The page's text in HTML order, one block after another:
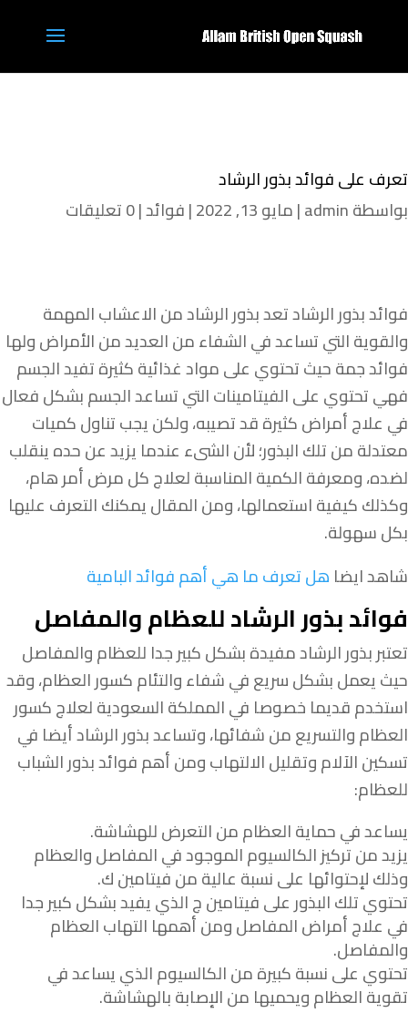
تعرف على فوائد بذور الرشاد
بواسطةadmin
|مايو 13, 2022 |فوائد|0 تعليقات
فوائد بذور الرشاد تعد بذور الرشاد من الاعشاب المهمة
والقوية التي تساعد في الشفاء من العديد من الأمراض ولها
فوائد جمة حيث تحتوي على مواد غذائية كثيرة تفيد الجسم
فهي تحتوي على الفيتامينات التي تساعد الجسم بشكل فعال
في علاج أمراض كثيرة قد تصيبه، ولكن يجب تناول كميات
معتدلة من تلك البذور؛ لأن الشىء عندما يزيد عن حده ينقلب
لضده، ومعرفة الكمية المناسبة لعلاج كل مرض أمر هام،
وكذلك كيفية استعمالها، ومن المقال يمكنك التعرف عليها
بكل سهولة.
شاهد ايضا هل تعرف ما هي أهم فوائد البامية
فوائد بذور الرشاد للعظام والمفاصل
تعتبر بذور الرشاد مفيدة بشكل كبير جدا للعظام والمفاصل
حيث يعمل بشكل سريع في شفاء والتئام كسور العظام، وقد
استخدم قديما خصوصا في المملكة السعودية لعلاج كسور
العظام والتسريع من شفائها، وتساعد بذور الرشاد أيضا في
تسكين الآلام وتقليل الالتهاب ومن أهم فوائد بذور الشباب
للعظام:
يساعد في حماية العظام من التعرض للهشاشة.
يزيد من تركيز الكالسيوم الموجود في المفاصل والعظام
وذلك لإحتوائها على نسبة عالية من فيتامين ك.
تحتوي تلك البذور على فيتامين ج الذي يفيد بشكل كبير جدا
في علاج أمراض المفاصل ومن أهمها التهاب العظام
والمفاصل.
تحتوي على نسبة كبيرة من الكالسيوم الذي يساعد في
تقوية العظام ويحميها من الإصابة بالهشاشة.